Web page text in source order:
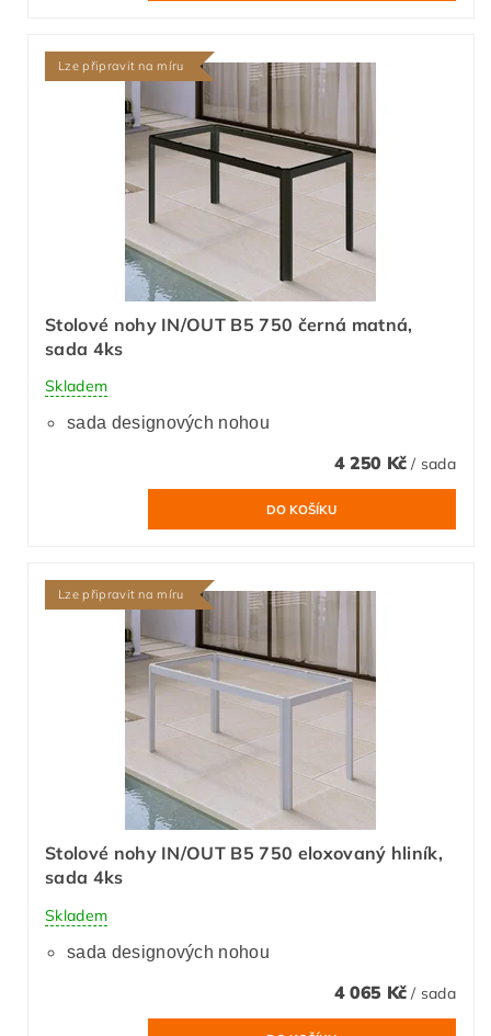
Lze připravit na míru
Stolové nohy IN/OUT B5 750 černá matná,
sada 4ks
Skladem
sada designových nohou
4 250 Kč/ sada
Lze připravit na míru
Stolové nohy IN/OUT B5 750 eloxovaný hliník,
sada 4ks
Skladem
sada designových nohou
4 065 Kč/ sada